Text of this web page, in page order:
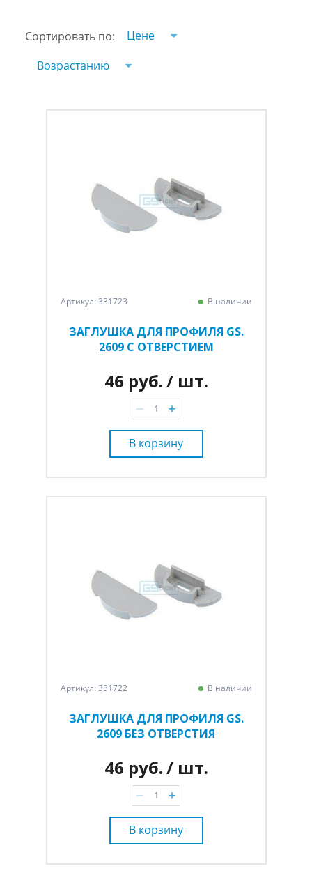
Сортировать по:
Цене
Возрастанию
Артикул: 331723 В наличии
ЗАГЛУШКА ДЛЯ ПРОФИЛЯ GS.
2609 С ОТВЕРСТИЕМ
46 руб./ шт.
В корзину
Артикул: 331722 В наличии
ЗАГЛУШКА ДЛЯ ПРОФИЛЯ GS.
2609 БЕЗ ОТВЕРСТИЯ
46 руб./ шт.
В корзину